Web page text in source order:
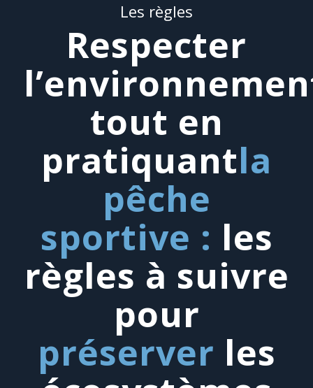
Les règles
Respecter
tout en
pratiquantla
pêche
sportive : les
règles à suivre
pour
préserver les